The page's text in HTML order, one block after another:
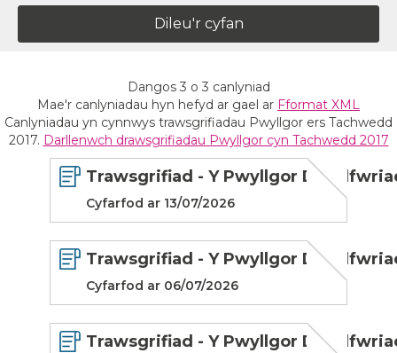
Dileu'r cyfan
Dangos 3 o 3 canlyniad
Mae'r canlyniadau hyn hefyd ar gael ar Fformat XML
Canlyniadau yn cynnwys trawsgrifiadau Pwyllgor ers Tachwedd
2017. Darllenwch drawsgrifiadau Pwyllgor cyn Tachwedd 2017
Trawsgrifiad - Y Pwyllgor
Cyfarfod ar 13/07/2026
Trawsgrifiad - Y Pwyllgor
Cyfarfod ar 06/07/2026
Trawsgrifiad - Y Pwyllgor